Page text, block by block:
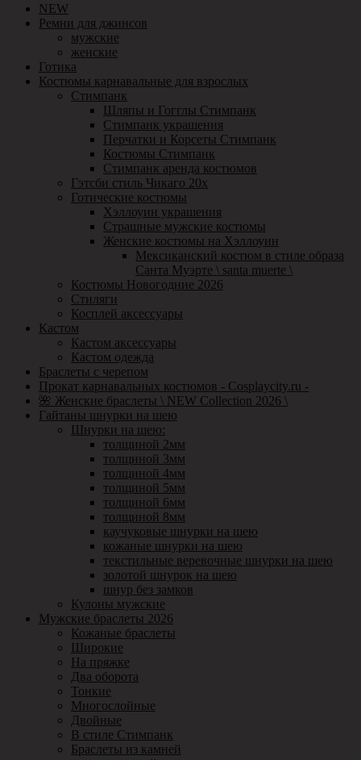
NEW
Ремни для джинсов
мужские
женские
Готика
Костюмы карнавальные для взрослых
Стимпанк
Шляпы и Гогглы Стимпанк
Стимпанк украшения
Перчатки и Корсеты Стимпанк
Костюмы Стимпанк
Стимпанк аренда костюмов
Гэтсби стиль Чикаго 20х
Готические костюмы
Хэллоуин украшения
Страшные мужские костюмы
Женские костюмы на Хэллоуин
Мексиканский костюм в стиле образа
Санта Муэрте \ santa muerte \
Костюмы Новогодние 2026
Стиляги
Косплей аксессуары
Кастом
Кастом аксессуары
Кастом одежда
Браслеты с черепом
Прокат карнавальных костюмов - Cosplaycity.ru -
🌺 Женские браслеты \ NEW Collection 2026 \
Гайтаны шнурки на шею
Шнурки на шею:
толщиной 2мм
толщиной 3мм
толщиной 4мм
толщиной 5мм
толщиной 6мм
толщиной 8мм
каучуковые шнурки на шею
кожаные шнурки на шею
текстильные веревочные шнурки на шею
золотой шнурок на шею
шнур без замков
Кулоны мужские
Мужские браслеты 2026
Кожаные браслеты
Широкие
На пряжке
Два оборота
Тонкие
Многослойные
Двойные
В стиле Стимпанк
Браслеты из камней